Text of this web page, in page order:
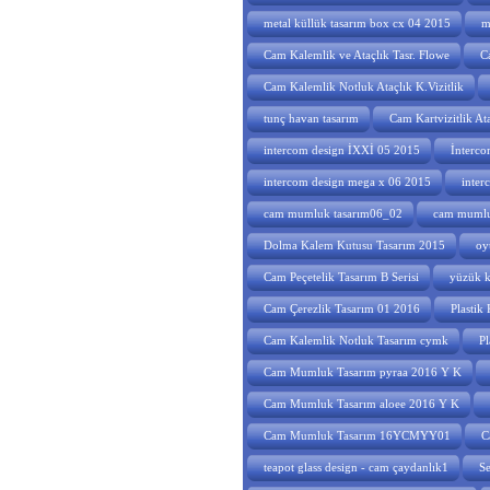
metal küllük tasarım box cx 04 2015
Cam Kalemlik ve Ataçlık Tasr. Flowe
Cam Kalemlik Notluk Ataçlık K.Vizitlik
tunç havan tasarım Cam Kartvizitlik
intercom design İXXİ 05 2015
intercom design mega x 06 2015
cam mumluk tasarım06_02 cam
Dolma Kalem Kutusu Tasarım 2015
Cam Peçetelik Tasarım B Serisi yüzük
Cam Çerezlik Tasarım 01 2016 Plastik
Cam Kalemlik Notluk Tasarım cymk
Cam Mumluk Tasarım pyraa 2016 Y K
Cam Mumluk Tasarım aloee 2016 Y K
Cam Mumluk Tasarım 16YCMYY01
teapot glass design - cam çaydanlık1